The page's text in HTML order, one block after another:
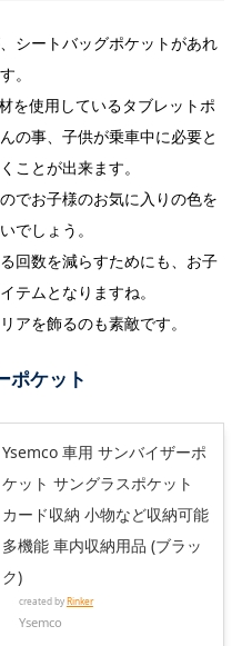
シートバッグポケットがあれ
。
を使用しているタブレットポ
の事、子供が乗車中に必要と
ことが出来ます。
でお子様のお気に入りの色を
でしょう。
回数を減らすためにも、お子
テムとなりますね。
アを飾るのも素敵です。
ポケット
Ysemco 車用 サンバイザーポ
ケット サングラスポケット
カード収納 小物など収納可能
多機能 車内収納用品 (ブラッ
ク)
created byRinker
Ysemco